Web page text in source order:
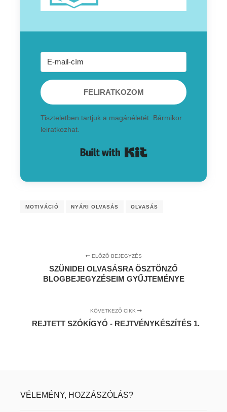
FELIRATKOZOM
Tiszteletben tartjuk a magánéletét. Bármikor
leiratkozhat.
MOTIVÁCIÓ NYÁRI OLVASÁS OLVASÁS
ELŐZŐ BEJEGYZÉS
SZÜNIDEI OLVASÁSRA ÖSZTÖNZŐ
BLOGBEJEGYZÉSEIM GYŰJTEMÉNYE
KÖVETKEZŐ CIKK
REJTETT SZÓKÍGYÓ - REJTVÉNYKÉSZÍTÉS 1.
VÉLEMÉNY, HOZZÁSZÓLÁS?